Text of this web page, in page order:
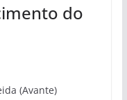
do
(Avante)